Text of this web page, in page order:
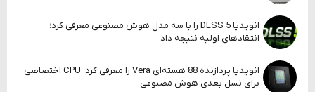
انویدیا DLSS 5 را با سه مدل هوش مصنوعی معرفی کرد؛
انتقادهای اولیه نتیجه داد
انویدیا پردازنده 88 هسته‌ای Vera را معرفی کرد؛ CPU اختصاصی
برای نسل بعدی هوش مصنوعی